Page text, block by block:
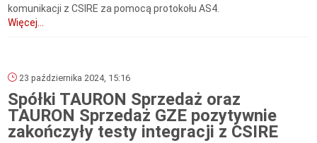
komunikacji z CSIRE za pomocą protokołu AS4.
Więcej...
23 października 2024, 15:16
Spółki TAURON Sprzedaż oraz
TAURON Sprzedaż GZE pozytywnie
zakończyły testy integracji z CSIRE